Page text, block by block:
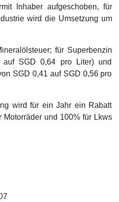
Inhaber aufgeschoben, für
wird die Umsetzung um
für Superbenzin
SGD 0,64 pro Liter) und
SGD 0,41 auf SGD 0,56 pro
wird für ein Jahr ein Rabatt
und 100% für Lkws